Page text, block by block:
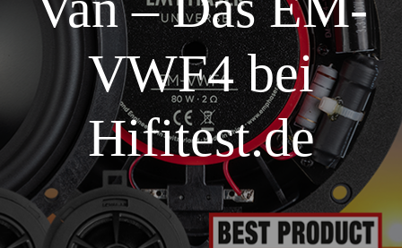
VWF4 bei
Hifitest.de